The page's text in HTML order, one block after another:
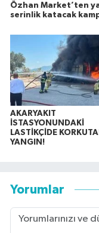
Özhan Market’ten
serinlik katacak
AKARYAKIT
İSTASYONUNDAKİ
LASTİKÇİDE
YANGIN!
Yorumlar